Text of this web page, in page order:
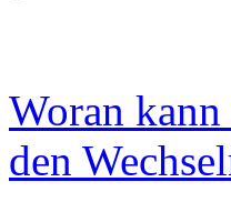
Woran
den